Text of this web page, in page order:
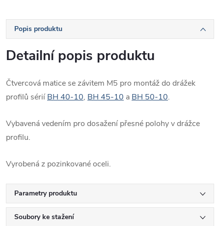
Popis produktu
Detailní popis produktu
Čtvercová matice se závitem M5 pro montáž do drážek
profilů sériíBH 40-10, BH 45-10 aBH 50-10.
Vybavená vedením pro dosažení přesné polohy v drážce
profilu.
Vyrobená z pozinkované oceli.
Parametry produktu
Soubory ke stažení